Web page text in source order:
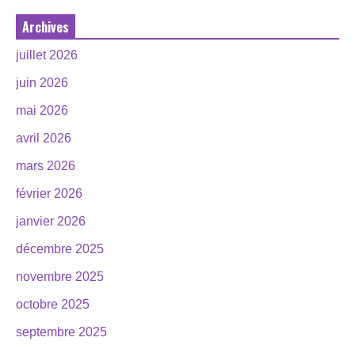
Archives
juillet 2026
juin 2026
mai 2026
avril 2026
mars 2026
février 2026
janvier 2026
décembre 2025
novembre 2025
octobre 2025
septembre 2025